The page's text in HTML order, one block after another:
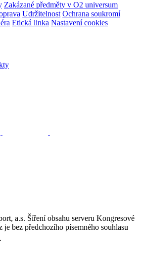
Zakázané předměty v O2 universum
Udržitelnost Ochrana soukromí
Etická linka Nastavení cookies
a.s. Šíření obsahu serveru Kongresové
je bez předchozího písemného souhlasu